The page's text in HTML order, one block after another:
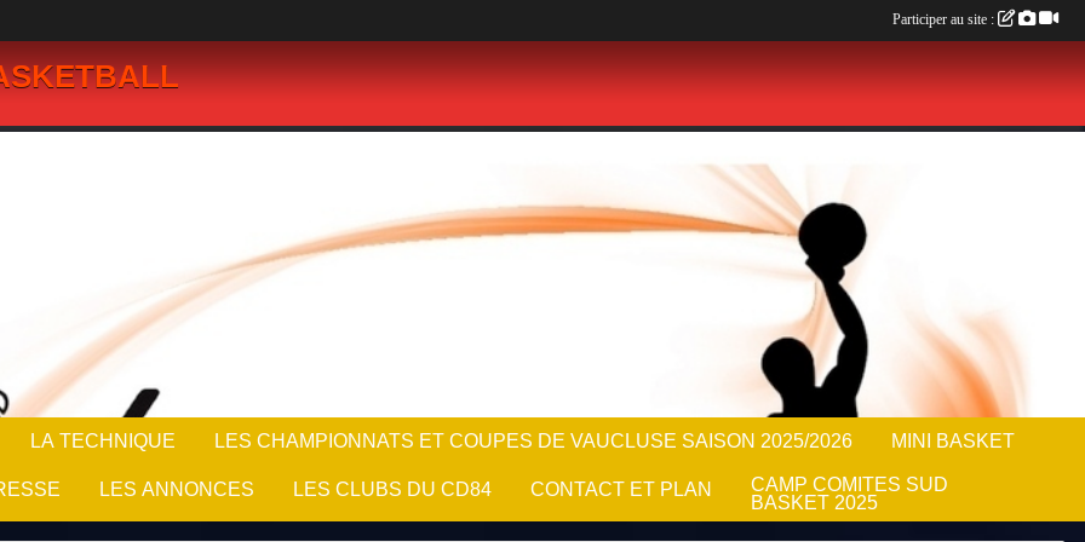
LA TECHNIQUE LES CHAMPIONNATS ET COUPES DE VAUCLUSE SAISON 2025/2026 MINI BASKET
LES ANNONCES LES CLUBS DU CD84 CONTACT ET PLAN
CAMP COMITES SUD
BASKET 2025
Participer au site :